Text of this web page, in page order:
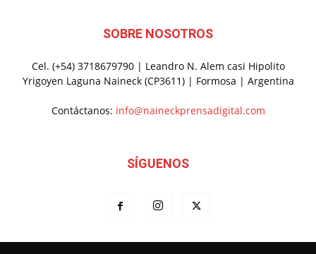
SOBRE NOSOTROS
Cel. (+54) 3718679790 | Leandro N. Alem casi Hipolito
Yrigoyen Laguna Naineck (CP3611) | Formosa | Argentina
Contáctanos: info@naineckprensadigital.com
SÍGUENOS